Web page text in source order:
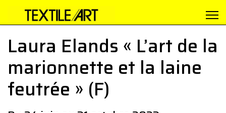
Laura Elands « L’art de la
marionnette et la laine
feutrée » (F)